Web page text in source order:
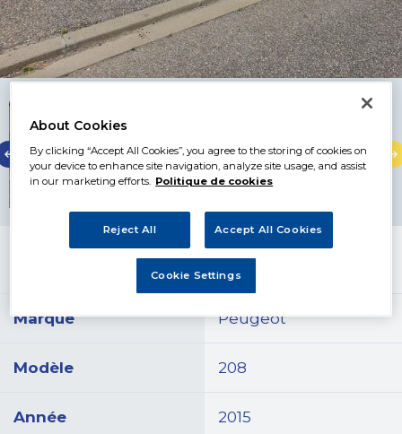
8 500
Marque Peugeot
Modèle 208
Année 2015
About Cookies
By clicking “Accept All Cookies”, you agree to the storing of cookies on
your device to enhance site navigation, analyze site usage, and assist
in our marketing efforts. Politique de cookies
Reject All Accept All Cookies
Cookie Settings